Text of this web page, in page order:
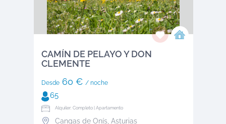
CAMÍN DE PELAYO Y DON
CLEMENTE
Desde60 € / noche
65
Alquiler: Completo | Apartamento
Cangas de Onís, Asturias